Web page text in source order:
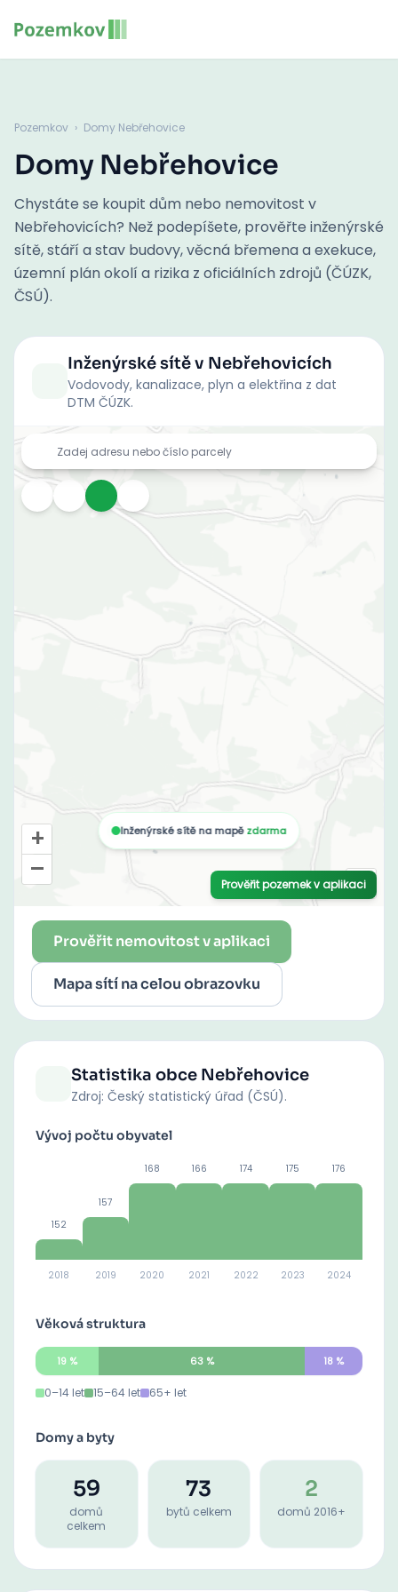
Pozemkov › Domy Nebřehovice
Domy Nebřehovice
Chystáte se koupit dům nebo nemovitost v
Nebřehovicích? Než podepíšete, prověřte inženýrské
sítě, stáří a stav budovy, věcná břemena a exekuce,
územní plán okolí a rizika z oficiálních zdrojů (ČÚZK,
ČSÚ).
Inženýrské sítěv Nebřehovicích
Vodovody, kanalizace, plyn a elektřina z dat
DTM ČÚZK.
Prověřit nemovitost v aplikaci
Mapa sítí na celou obrazovku
Statistika obce Nebřehovice
Zdroj: Český statistický úřad (ČSÚ).
Vývoj počtu obyvatel
152
2018
157
2019
168
2020
166
2021
174
2022
175
2023
176
2024
Věková struktura
19 % 63% 18 %
0–14 let 15–64 let 65+ let
Domy a byty
59
domů
celkem
73
bytů celkem
2
domů 2016+